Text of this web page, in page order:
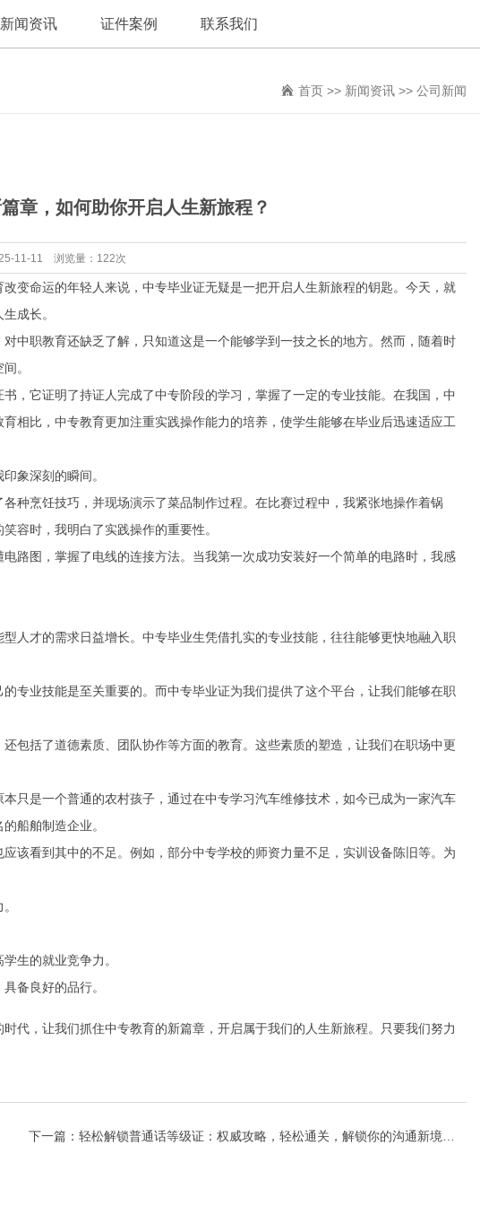
新闻资讯 证件案例 联系我们
首页 >> 新闻资讯 >> 公司新闻
章，如何助你开启人生新旅程？
11-11 浏览量：122次
变命运的年轻人来说，中专毕业证无疑是一把开启人生新旅程的钥匙。今天，就
成长。
中职教育还缺乏了解，只知道这是一个能够学到一技之长的地方。然而，随着时
。
，它证明了持证人完成了中专阶段的学习，掌握了一定的专业技能。在我国，中
相比，中专教育更加注重实践操作能力的培养，使学生能够在毕业后迅速适应工
象深刻的瞬间。
种烹饪技巧，并现场演示了菜品制作过程。在比赛过程中，我紧张地操作着锅
容时，我明白了实践操作的重要性。
路图，掌握了电线的连接方法。当我第一次成功安装好一个简单的电路时，我感
人才的需求日益增长。中专毕业生凭借扎实的专业技能，往往能够更快地融入职
专业技能是至关重要的。而中专毕业证为我们提供了这个平台，让我们能够在职
包括了道德素质、团队协作等方面的教育。这些素质的塑造，让我们在职场中更
只是一个普通的农村孩子，通过在中专学习汽车维修技术，如今已成为一家汽车
船舶制造企业。
该看到其中的不足。例如，部分中专学校的师资力量不足，实训设备陈旧等。为
生的就业竞争力。
备良好的品行。
代，让我们抓住中专教育的新篇章，开启属于我们的人生新旅程。只要我们努力
下一篇： 轻松解锁普通话等级证：权威攻略，轻松通关，解锁你的沟通新境